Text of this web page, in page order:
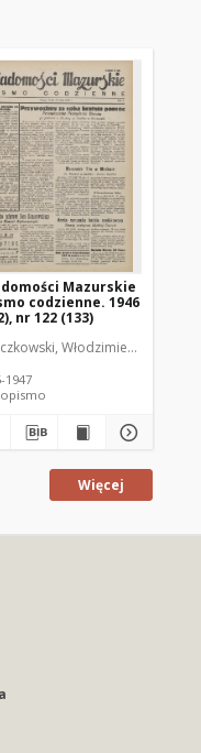
Redaktor
Mazurskie
codzienne. 1946
nr 122 (133)
Włodzimierz (1902-
1947
Więcej